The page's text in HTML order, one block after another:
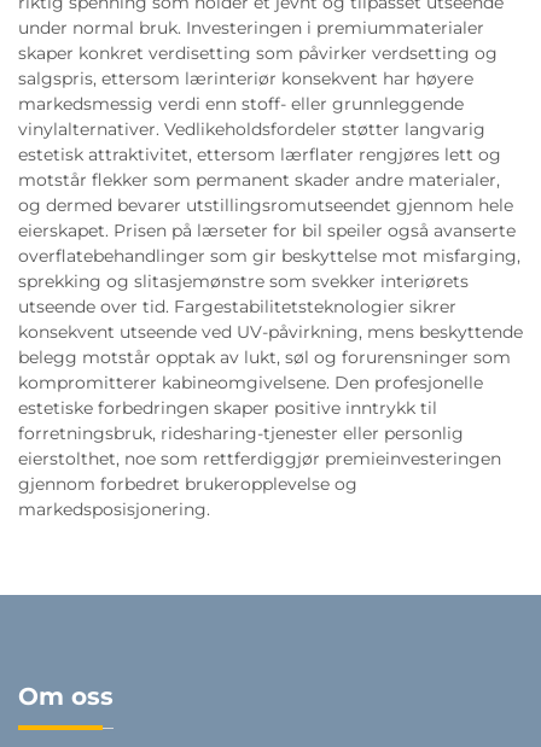
under normal bruk. Investeringen i premiummaterialer
skaper konkret verdisetting som påvirker verdsetting og
salgspris, ettersom lærinteriør konsekvent har høyere
markedsmessig verdi enn stoff- eller grunnleggende
vinylalternativer. Vedlikeholdsfordeler støtter langvarig
estetisk attraktivitet, ettersom lærflater rengjøres lett og
motstår flekker som permanent skader andre materialer,
og dermed bevarer utstillingsromutseendet gjennom hele
eierskapet. Prisen på lærseter for bil speiler også avanserte
overflatebehandlinger som gir beskyttelse mot misfarging,
sprekking og slitasjemønstre som svekker interiørets
utseende over tid. Fargestabilitetsteknologier sikrer
konsekvent utseende ved UV-påvirkning, mens beskyttende
belegg motstår opptak av lukt, søl og forurensninger som
kompromitterer kabineomgivelsene. Den profesjonelle
estetiske forbedringen skaper positive inntrykk til
forretningsbruk, ridesharing-tjenester eller personlig
eierstolthet, noe som rettferdiggjør premieinvesteringen
gjennom forbedret brukeropplevelse og
markedsposisjonering.
Om oss